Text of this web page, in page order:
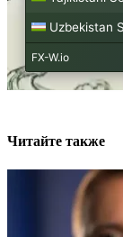
Читайте также